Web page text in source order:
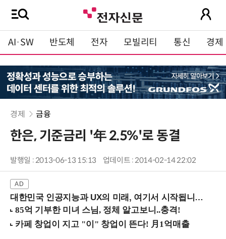
AI·SW 반도체 전자 모빌리티 통신 경제
경제 금융
한은, 기준금리 '年 2.5%'로 동결
발행일 : 2013-06-13 15:13 업데이트 : 2014-02-14 22:02
대한민국 인공지능과 UX의 미래, 여기서 시작됩니다! (9/2 강남역)